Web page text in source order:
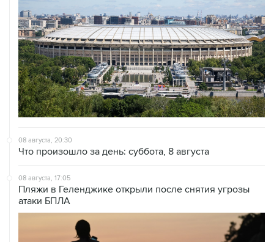
08 августа, 20:30
Что произошло за день: суббота, 8 августа
08 августа, 17:05
Пляжи в Геленджике открыли после снятия угрозы
атаки БПЛА